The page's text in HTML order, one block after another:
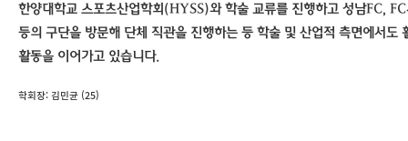
한양대학교 스포츠산업학회(HYSS)와 학술 교류를 진행하고 성남FC, FC
등의 구단을 방문해 단체 직관을 진행하는 등 학술 및 산업적 측면에서도
활동을 이어가고 있습니다.
학회장: 김민균 (25)